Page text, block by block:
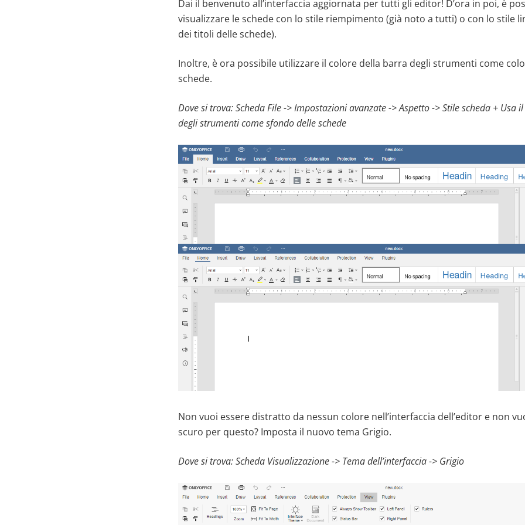
Dai il benvenuto all’interfaccia aggiornata per tutti gli editor! D’ora in poi, è
visualizzare le schede con lo stile riempimento (già noto a tutti) o con lo stile
dei titoli delle schede).
Inoltre, è ora possibile utilizzare il colore della barra degli strumenti come
schede.
Dove si trova:Scheda File -> Impostazioni avanzate -> Aspetto -> Stile scheda + Usa
degli strumenti come sfondo delle schede
Non vuoi essere distratto da nessun colore nell’interfaccia dell’editor e non
scuro per questo? Imposta il nuovo tema Grigio.
Dove si trova:Scheda Visualizzazione-> Tema dell’interfaccia -> Grigio